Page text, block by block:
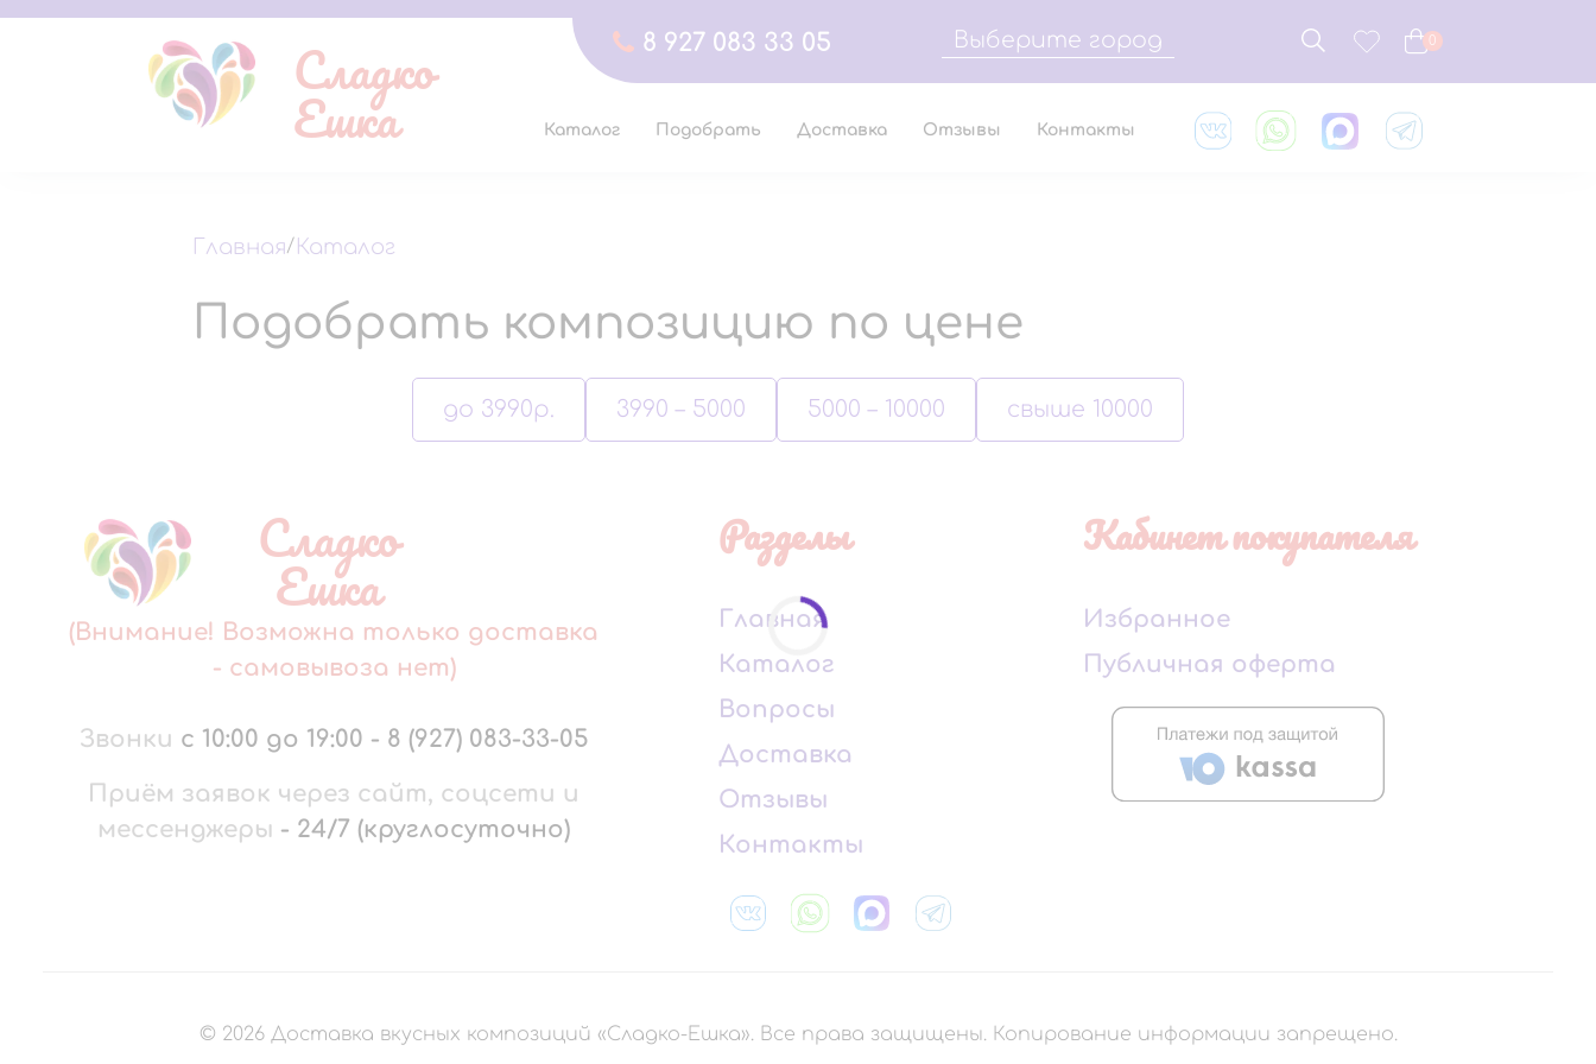
8 927 083 33 05 Выберите город 0
Сладко
Ешка Каталог Подобрать Доставка Отзывы Контакты
Главная/ Каталог
Подобрать композицию по цене
до 3990р. 3990 – 5000 5000 – 10000 свыше 10000
Сладко
Ешка
(Внимание! Возможна только доставка
- самовывоза нет)
Звонки с 10:00 до 19:00 - 8 (927) 083-33-05
Приём заявок через сайт, соцсети и
мессенджеры - 24/7 (круглосуточно)
Разделы
Главная
Каталог
Вопросы
Доставка
Отзывы
Контакты
Кабинет покупателя
Избранное
Публичная оферта
© 2026Доставка вкусных композиций «Сладко-Ешка». Все права защищены. Копирование информации запрещено.